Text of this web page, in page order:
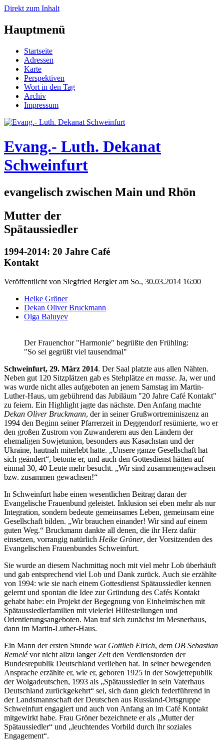
Direkt zum Inhalt
Hauptmenü
Startseite
Adressen
Karte
Perspektiven
Wort in den Tag
Archiv
Impressum
Evang.- Luth. Dekanat
Schweinfurt
evangelisch zwischen Main und Rhön
Mutter der
Spätaussiedler
1994-2014: 20 Jahre Café
Kontakt
Veröffentlicht von Siegfried Bergleram So., 30.03.2014 16:00
Heike Gröner
Dekan Oliver Bruckmann
Olga Baluyev
Der Frauenchor "Harmonie" begrüßte den Frühling:
"So sei gegrüßt viel tausendmal"
Schweinfurt, 29. März 2014. Der Saal platzte aus allen Nähten.
Neben gut 120 Sitzplätzen gab es Stehplätze en masse. Ja, wer und
was wurde nicht alles aufgeboten an jenem Samstag im Martin-
Luther-Haus, um gebührend das Jubiläum "20 Jahre Café Kontakt"
zu feiern. Ein Highlight jagte das nächste. Den Anfang machte
Dekan Oliver Bruckmann, der in seiner Grußwortreminiszenz an
1994 den Beginn seiner Pfarrerzeit in Deggendorf resümierte, wo er
den großen Zustrom von Zuwanderern aus den Ländern der
ehemaligen Sowjetunion, besonders aus Kasachstan und der
Ukraine, hautnah miterlebt hatte. „Unsere ganze Gesellschaft hat
sich geändert“, betonte er, und auch den Gottesdienst hätten auf
einmal 30, 40 Leute mehr besucht. „Wir sind zusammengewachsen
bzw. zusammen gewachsen!“
In Schweinfurt habe einen wesentlichen Beitrag daran der
Evangelische Frauenbund geleistet. Inklusion sei eben mehr als nur
Integration, sondern bedeute gemeinsames Leben, gemeinsam eine
Gesellschaft bilden. „Wir brauchen einander! Wir sind auf einem
guten Weg.“ Bruckmann dankte all denen, die ihr Herz dafür
einsetzen, vorrangig natürlich Heike Gröner, der Vorsitzenden des
Evangelischen Frauenbundes Schweinfurt.
Sie wurde an diesem Nachmittag noch mit viel mehr Lob überhäuft
und gab entsprechend viel Lob und Dank zurück. Auch sie erzählte
von 1994: wie sie nach einem Gottesdienst Spätaussiedler kennen
gelernt und spontan die Idee zur Gründung des Cafés Kontakt
gehabt habe: ein Projekt der Begegnung von Einheimischen mit
Spätaussiedlerfamilien mit vielerlei Hilfestellungen und
Orientierungsangeboten. Man traf sich zunächst im Mesnerhaus,
dann im Martin-Luther-Haus.
Ein Mann der ersten Stunde war Gottlieb Eirich, dem OB Sebastian
Remelévor nicht allzu langer Zeit den Verdienstorden der
Bundesrepublik Deutschland verliehen hat. In seiner bewegenden
Ansprache erzählte er, wie er, geboren 1925 in der Sowjetrepublik
der Wolgadeutschen, 1993 als „Spätaussiedler in sein Vaterhaus
Deutschland zurückgekehrt“ sei, sich dann gleich federführend in
der Landsmannschaft der Deutschen aus Russland-Ortsgruppe
Schweinfurt engagiert und auch von Anfang an im Café Kontakt
mitgewirkt habe. Frau Gröner bezeichnete er als „Mutter der
Spätaussiedler“ und „leuchtendes Vorbild durch ihr soziales
Engagement“.